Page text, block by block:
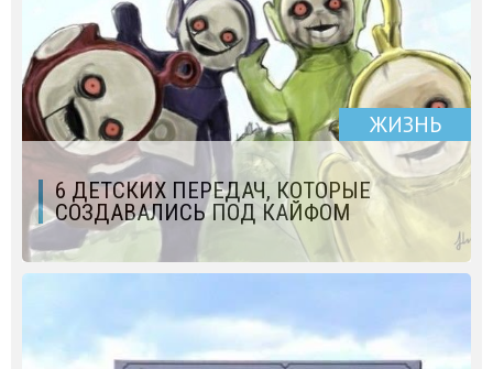
ЖИЗНЬ
6 ДЕТСКИХ ПЕРЕДАЧ, КОТОРЫЕ
СОЗДАВАЛИСЬ ПОД КАЙФОМ